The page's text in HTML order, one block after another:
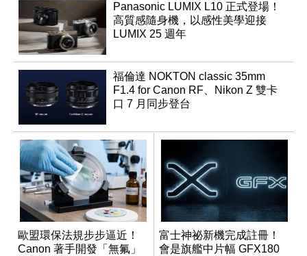
Panasonic LUMIX L10 正式登場！
高質感隨身機，以感性美學迎接
LUMIX 25 週年
福倫達 NOKTON classic 35mm
F1.4 for Canon RF、Nikon Z 雙卡
口 7 月同步登台
歐盟環保法規步步逼近！
Canon 著手開發「無氟」
富士神祕新機完成註冊！
會是旗艦中片幅 GFX180